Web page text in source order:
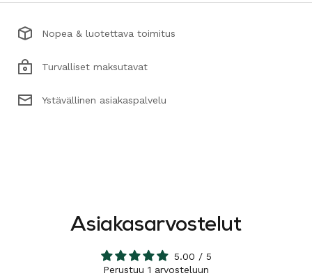
Nopea & luotettava toimitus
Turvalliset maksutavat
Ystävällinen asiakaspalvelu
Asiakasarvostelut
5.00 / 5
Perustuu 1 arvosteluun